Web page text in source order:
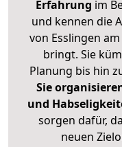
Erfahrung im
und kennen die
von Esslingen
bringt. Sie
Planung bis hin
Sie
und
sorgen dafür,
neuen